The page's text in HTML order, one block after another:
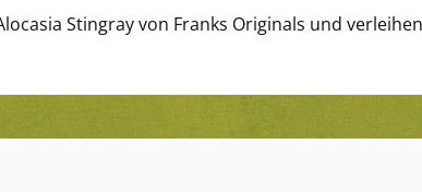
Stingray von Franks Originals und